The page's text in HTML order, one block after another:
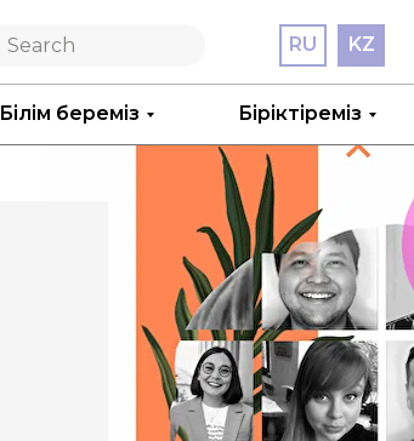
Білім береміз Біріктіреміз
EN
RU KZ